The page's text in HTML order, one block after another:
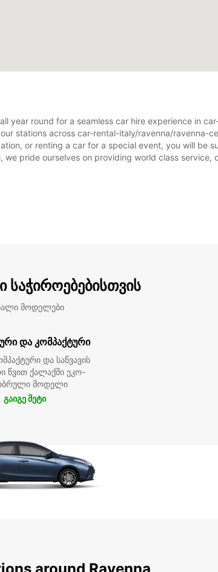
year round for a seamless car hire experience in
stations across car-rental-italy/ravenna/ravenna-
or renting a car for a special event, you will be
we pride ourselves on providing world class
საჭიროებებისთვის
მოდელები
და კომპაქტური
და საწვავის
წვით ქალაქში ეკო-
მოდელი
გაიგე მეტი